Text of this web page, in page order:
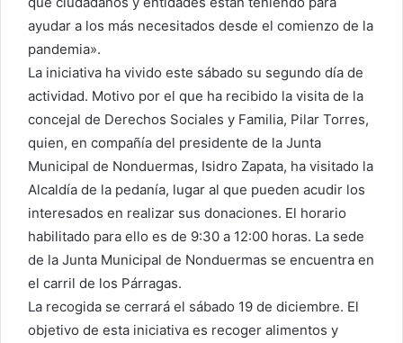
ayudar a los más necesitados desde el comienzo de la
pandemia».
La iniciativa ha vivido este sábado su segundo día de
actividad. Motivo por el que ha recibido la visita de la
concejal de Derechos Sociales y Familia, Pilar Torres,
quien, en compañía del presidente de la Junta
Municipal de Nonduermas, Isidro Zapata, ha visitado la
Alcaldía de la pedanía, lugar al que pueden acudir los
interesados en realizar sus donaciones. El horario
habilitado para ello es de 9:30 a 12:00 horas. La sede
de la Junta Municipal de Nonduermas se encuentra en
el carril de los Párragas.
La recogida se cerrará el sábado 19 de diciembre. El
objetivo de esta iniciativa es recoger alimentos y